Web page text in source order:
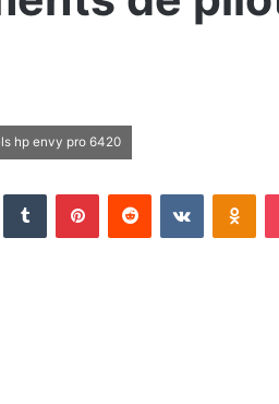
hp envy pro 6420
Tumblr PinterestReddit VKontakte